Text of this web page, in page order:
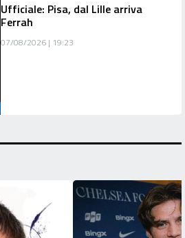
Ufficiale: Pisa, dal Lille arriva
Ferrah
07/08/2026 | 19:23